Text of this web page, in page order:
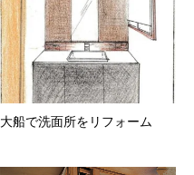
大船で洗面所をリフォーム